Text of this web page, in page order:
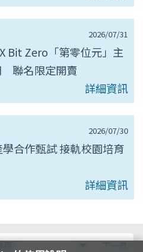
2026/07/31
Bit Zero「第零位元」主
聯名限定開賣
詳細資訊
2026/07/30
合作甄試 接軌校園培育
詳細資訊
第
頁
下一頁